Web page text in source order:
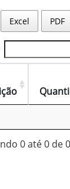
Excel PDF
0 até 0 de